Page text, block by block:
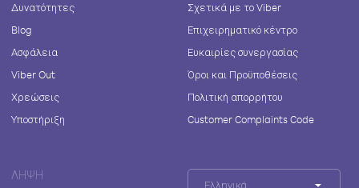
Δυνατότητες
Blog
Ασφάλεια
Viber Out
Χρεώσεις
Υποστήριξη
Σχετικά με το Viber
Επιχειρηματικό κέντρο
Ευκαιρίες συνεργασίας
Όροι και Προϋποθέσεις
Πολιτική απορρήτου
Customer Complaints Code
ΛΉΨΗ
Ελληνικά